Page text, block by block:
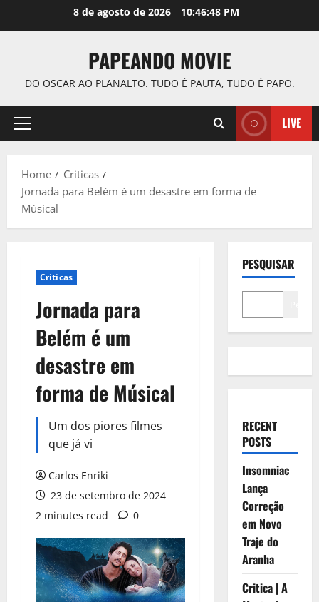
8 de agosto de 2026 10:46:49 PM
PAPEANDO MOVIE
DO OSCAR AO PLANALTO. TUDO É PAUTA, TUDO É PAPO.
Primary
LIVE
Home
Criticas
Jornada para Belém é um desastre em forma de
Músical
Criticas
Jornada para
Belém é um
desastre em
forma de Músical
Um dos piores filmes
que já vi
Carlos Enriki
23 de setembro de 2024
2 minutes read
0
PESQUISAR
RECENT
POSTS
Insomniac
Lança
Correção
em Novo
Traje do
Aranha
Critica | A